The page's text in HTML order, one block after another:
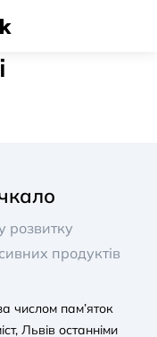
розвитку
продуктів
числом пам’яток
Львів останніми